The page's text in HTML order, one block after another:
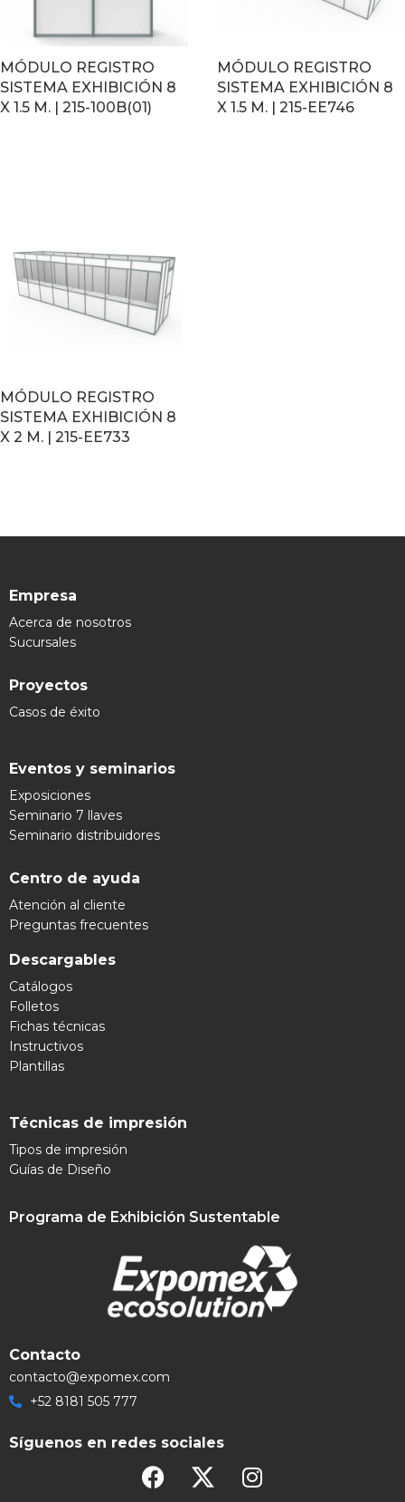
MÓDULO REGISTRO
SISTEMA EXHIBICIÓN 8
X 1.5 M. | 215-100B(01)
MÓDULO REGISTRO
SISTEMA EXHIBICIÓN 8
X 1.5 M. | 215-EE746
MÓDULO REGISTRO
SISTEMA EXHIBICIÓN 8
X 2 M. | 215-EE733
Empresa
Acerca de nosotros
Sucursales
Proyectos
Casos de éxito
Eventos y seminarios
Exposiciones
Seminario 7 llaves
Seminario distribuidores
Centro de ayuda
Atención al cliente
Preguntas frecuentes
Descargables
Catálogos
Folletos
Fichas técnicas
Instructivos
Plantillas
Técnicas de impresión
Tipos de impresión
Guías de Diseño
Programa de Exhibición Sustentable
Contacto
contacto@expomex.com
+52 8181 505 777
Síguenos en redes sociales